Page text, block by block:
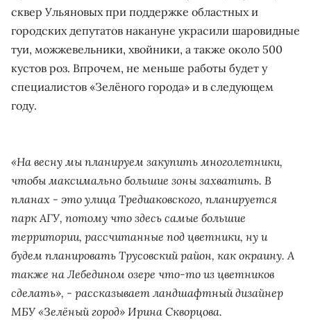
сквер Ульяновых при поддержке областных и
городских депутатов накануне украсили шаровидные
туи, можжевельники, хвойники, а также около 500
кустов роз. Впрочем, не меньше работы будет у
специалистов «Зелёного города» и в следующем
году.
«На весну мы планируем закупить многолетники,
чтобы максимально большие зоны захватить. В
планах - это улица Тредиаковского, планируется
парк АГУ, потому что здесь самые большие
территории, рассчитанные под цветники, ну и
будем планировать Трусовский район, как окраину. А
также на Лебедином озере что-то из цветников
сделать», - рассказывает ландшафтный дизайнер
МБУ «Зелёный город» Ирина Скворцова.